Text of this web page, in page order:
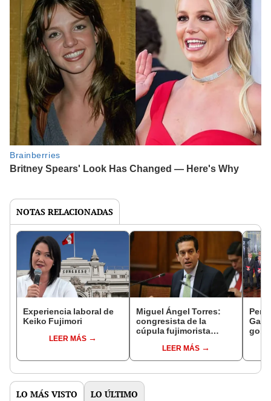
NOTAS RELACIONADAS
Experiencia laboral de
Keiko Fujimori
LEER MÁS
Miguel Ángel Torres:
congresista de la
cúpula fujimorista
del SenadoLEER MÁS
LO MÁS VISTO LO ÚLTIMO